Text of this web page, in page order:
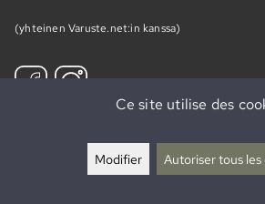
(yhteinen Varuste.net:in kanssa)
S'abonner à la newsletter »
Ce site utilise des
Modifier Autoriser tous les